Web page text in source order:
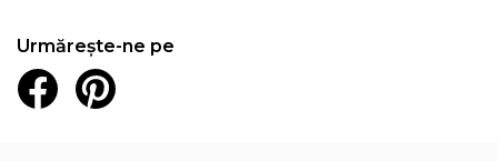
Urmărește-ne pe